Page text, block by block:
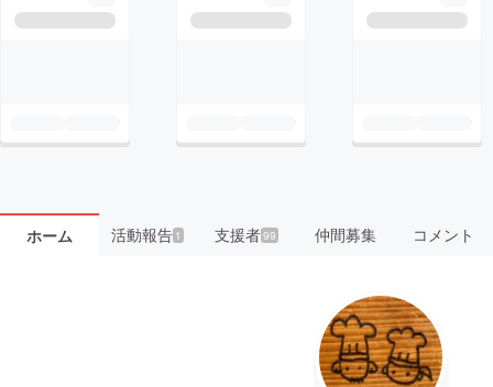
ホーム 活動報告1 支援者99 仲間募集 コメント